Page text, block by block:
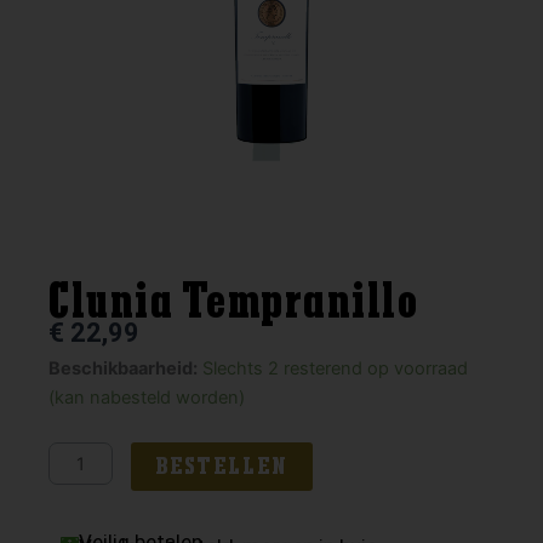
Clunia Tempranillo
€ 22,99
Beschikbaarheid: Slechts 2 resterend op voorraad
(kan nabesteld worden)
Clunia
Tempranillo
BESTELLEN